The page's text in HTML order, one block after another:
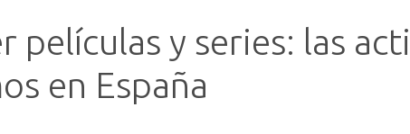
películas y series: las
en España